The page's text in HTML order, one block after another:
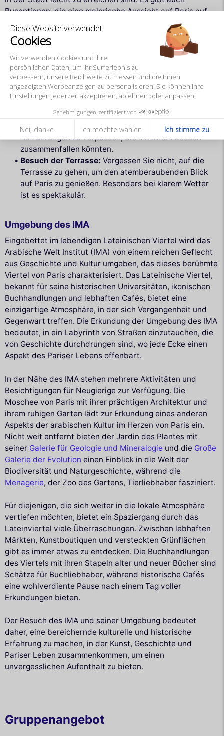
Diese Website verwendet
Cookies
Wir verwenden Cookies und Ihre
persönlichen Daten, um Ihr Surferlebnis zu
verbessern, unsere Reichweite zu messen und die Ihnen
angezeigten Werbeanzeigen zu personalisieren. Sie können Ihre
Einstellungen jederzeit akzeptieren, ablehnen oder anpassen.
Genehmigungen zertifiziert von
Nei, danke Ich möchte wählen Ich stimme zu
Busoptionen, die eine malerische Aussicht auf Paris auf
Tipps für einen optimalen Besuch:
Beste Zeiten:Um Menschenmassen zu vermeiden,
sollten Sie das IMA am Vormittag oder unter der
Woche besuchen. Die Stoßzeiten tendieren dazu, am
Nachmittag und an Wochenenden zu liegen.
Besondere Veranstaltungen:
Halten Sie Ausschau
nach dem Veranstaltungskalender des IMA, um keine
temporären Ausstellungen, Konferenzen oder
Aufführungen zu verpassen, die mit Ihrem Besuch
zusammenfallen könnten.
Besuch der Terrasse: Vergessen Sie nicht, auf die
Terrasse zu gehen, um den atemberaubenden Blick
auf Paris zu genießen. Besonders bei klarem Wetter
ist es spektakulär.
Umgebung des IMA
Eingebettet im lebendigen Lateinischen Viertel wird das
Arabische Welt Institut (IMA) von einem reichen Geflecht
aus Geschichte und Kultur umgeben, das dieses berühmte
Viertel von Paris charakterisiert. Das Lateinische Viertel,
bekannt für seine historischen Universitäten, ikonischen
Buchhandlungen und lebhaften Cafés, bietet eine
einzigartige Atmosphäre, in der sich Vergangenheit und
Gegenwart treffen. Die Erkundung der Umgebung des IMA
bedeutet, in ein Labyrinth von Straßen einzutauchen, die
von Geschichte durchdrungen sind, wo jede Ecke einen
Aspekt des Pariser Lebens offenbart.
In der Nähe des IMA stehen mehrere Aktivitäten und
Besichtigungen für Neugierige zur Verfügung. Die
Moschee von Paris mit ihrer prächtigen Architektur und
ihrem ruhigen Garten lädt zur Erkundung eines anderen
Aspekts der arabischen Kultur im Herzen von Paris ein.
Nicht weit entfernt bieten der Jardin des Plantes mit
seiner Galerie für Geologie und Mineralogie und die Große
Galerie der Evolution einen Einblick in die Welt der
Biodiversität und Naturgeschichte, während die
Menagerie, der Zoo des Gartens, Tierliebhaber fasziniert.
Für diejenigen, die sich weiter in die lokale Atmosphäre
vertiefen möchten, bietet ein Spaziergang durch das
Lateinviertel viele Überraschungen. Zwischen lebhaften
Märkten, Kunstboutiquen und versteckten Grünflächen
gibt es immer etwas zu entdecken. Die Buchhandlungen
des Viertels mit ihren Stapeln alter und neuer Bücher sind
Schätze für Buchliebhaber, während historische Cafés
eine wohlverdiente Pause nach einem Tag voller
Erkundungen bieten.
Der Besuch des IMA und seiner Umgebung bedeutet
daher, eine bereichernde kulturelle und historische
Erfahrung zu machen, in der Kunst, Geschichte und
Pariser Leben zusammenkommen, um einen
unvergesslichen Aufenthalt zu bieten.
Gruppenangebot